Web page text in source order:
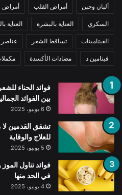
ألبان وجبن أمراض القلب أمراض
السكري العناية بالبشرة العناية
الفيتامينات تساقط الشعر عناصر
فيتامين د مضادات الأكسدة
فوائد الحناء
بين الفوائد
6 يونيو، 2025
تشقق القدمين
للعلاج والوقاية
5 يونيو، 2025
فوائد تناول
في الحد منها
4 يونيو، 2025